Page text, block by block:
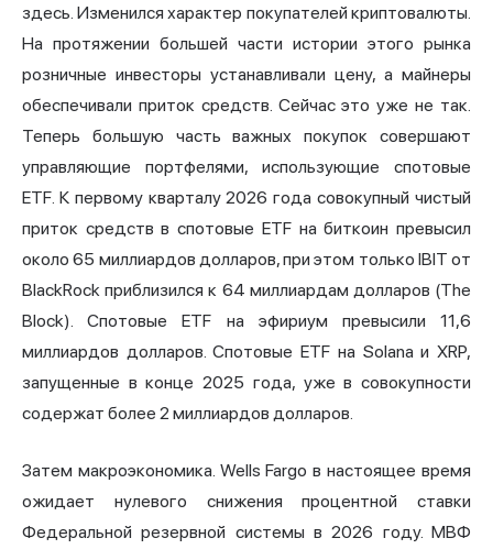
здесь. Изменился характер покупателей криптовалюты.
На протяжении большей части истории этого рынка
розничные инвесторы устанавливали цену, а майнеры
обеспечивали приток средств. Сейчас это уже не так.
Теперь большую часть важных покупок совершают
управляющие портфелями, использующие спотовые
ETF. К первому кварталу 2026 года совокупный чистый
приток средств в спотовые ETF на биткоин превысил
около 65 миллиардов долларов, при этом только IBIT от
BlackRock приблизился к 64 миллиардам долларов (The
Block). Спотовые ETF на эфириум превысили 11,6
миллиардов долларов. Спотовые ETF на Solana и XRP,
запущенные в конце 2025 года, уже в совокупности
содержат более 2 миллиардов долларов.
Затем макроэкономика. Wells Fargo в настоящее время
ожидает нулевого снижения процентной ставки
Федеральной резервной системы в 2026 году. МВФ